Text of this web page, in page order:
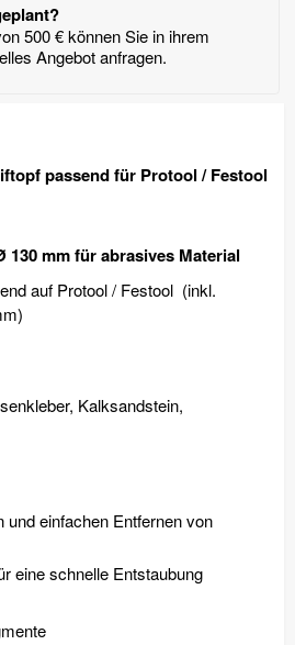
500 € können Sie in ihrem
Angebot anfragen.
passend für Protool / Festool
mm für abrasives Material
auf Protool / Festool (inkl.
Kalksandstein,
einfachen Entfernen von
eine schnelle Entstaubung